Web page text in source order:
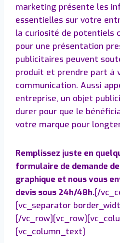
marketing présente les
essentielles sur votre
la curiosité de potentiels
pour une présentation
publicitaires peuvent
produit et prendre part à
communication. Aussi
entreprise, un objet
durer pour que le
votre marque pour
Remplissez juste en
formulaire de demande
graphique et nous vous
devis sous 24h/48h.[/
[vc_separator
[/
[vc_column_text]